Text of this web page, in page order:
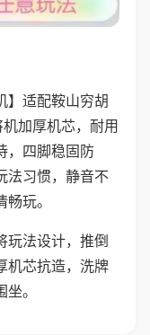
】适配鞍山穷胡
加厚机芯，耐用
，四脚稳固防
法习惯，静音不
玩。
玩法设计，推倒
机芯抗造，洗牌
。